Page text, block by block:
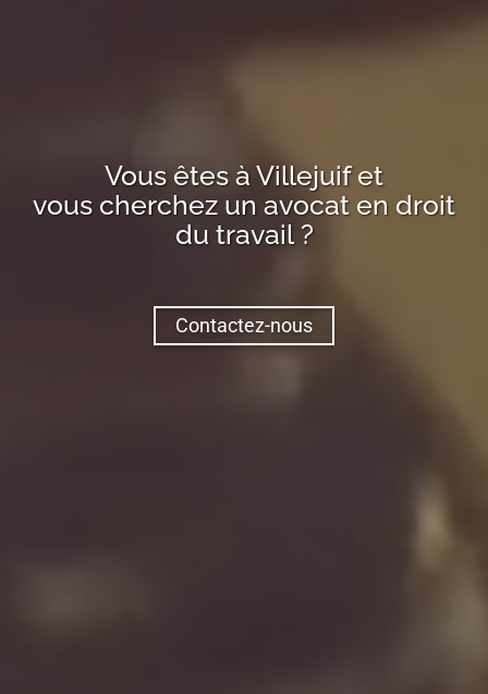
Vous êtes àVillejuifet
vous cherchez un avocat en droit
du travail ?
Contactez-nous